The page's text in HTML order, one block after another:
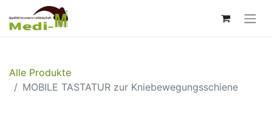
Alle Produkte
MOBILE TASTATUR zur Kniebewegungsschiene